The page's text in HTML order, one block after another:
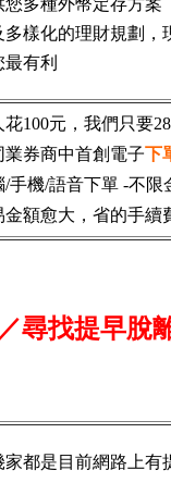
您多種外幣定存方案
多樣化的理財規劃，
最有利
花100元，我們只要
業券商中首創電子下
/手機/語音下單 -不限
金額愈大，省的手續
尋找提早脫
家都是目前網路上有